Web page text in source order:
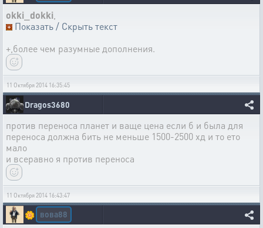
okki_dokki
Показать / Скрыть текст
+,более чем разумные дополнения.
11 Октября 2014 16:35:45
Dragos3680
против переноса планет и ваще цена если б и была для
переноса должна бить не меньше 1500-2500 хд и то ето
мало
и всеравно я против переноса
11 Октября 2014 16:43:47
🌼 вова88